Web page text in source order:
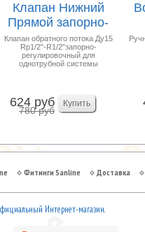
Клапан Нижний
Прямой запорно-
регулировочный
1/2...
Клапан обратного потока Ду15
Rp1/2"-R1/2"запорно-
регулировочный для
однотрубной системы
624 руб
780 руб
Фитинги Sanline Доставка
Интернет-магазин.